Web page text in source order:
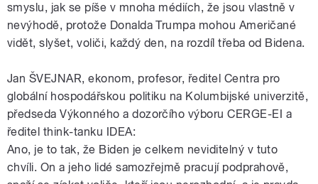
smyslu, jak se píše v mnoha médiích, že jsou vlastně v
nevýhodě, protože Donalda Trumpa mohou Američané
vidět, slyšet, voliči, každý den, na rozdíl třeba od Bidena.
Jan ŠVEJNAR, ekonom, profesor, ředitel Centra pro
globální hospodářskou politiku na Kolumbijské univerzitě,
předseda Výkonného a dozorčího výboru CERGE-EI a
ředitel think-tanku IDEA:
Ano, je to tak, že Biden je celkem neviditelný v tuto
chvíli. On a jeho lidé samozřejmě pracují podprahově,